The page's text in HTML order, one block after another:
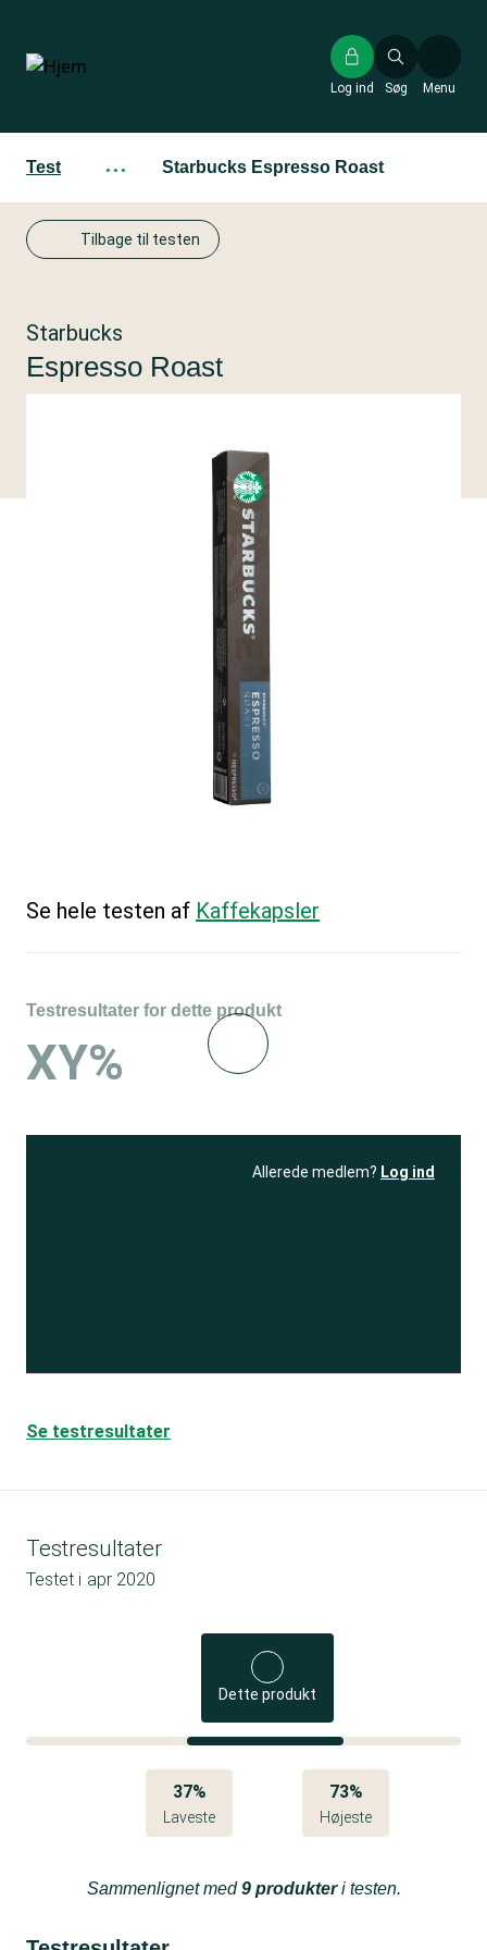
hovedindhold
Søg
Log ind Menu
Test ··· Starbucks Espresso Roast
Tilbage til testen
Starbucks
Espresso Roast
Se hele testen af Kaffekapsler
Testresultater for dette produkt
XY%
Allerede medlem? Log ind
Se testresultater
Testresultater
Testet i apr 2020
Dette produkt
37%
Laveste
73%
Højeste
Sammenlignet med9 produkteri testen.